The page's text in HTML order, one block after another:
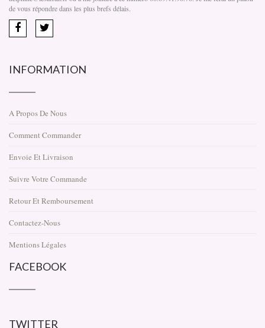
de vous répondre dans les plus brefs délais.
INFORMATION
A Propos De Nous
Comment Commander
Envoie Et Livraison
Suivre Votre Commande
Retour Et Remboursement
Contactez-Nous
Mentions Légales
FACEBOOK
TWITTER